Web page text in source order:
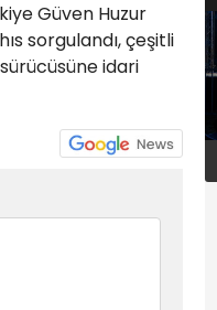
Güven Huzur
sorgulandı, çeşitli
idari